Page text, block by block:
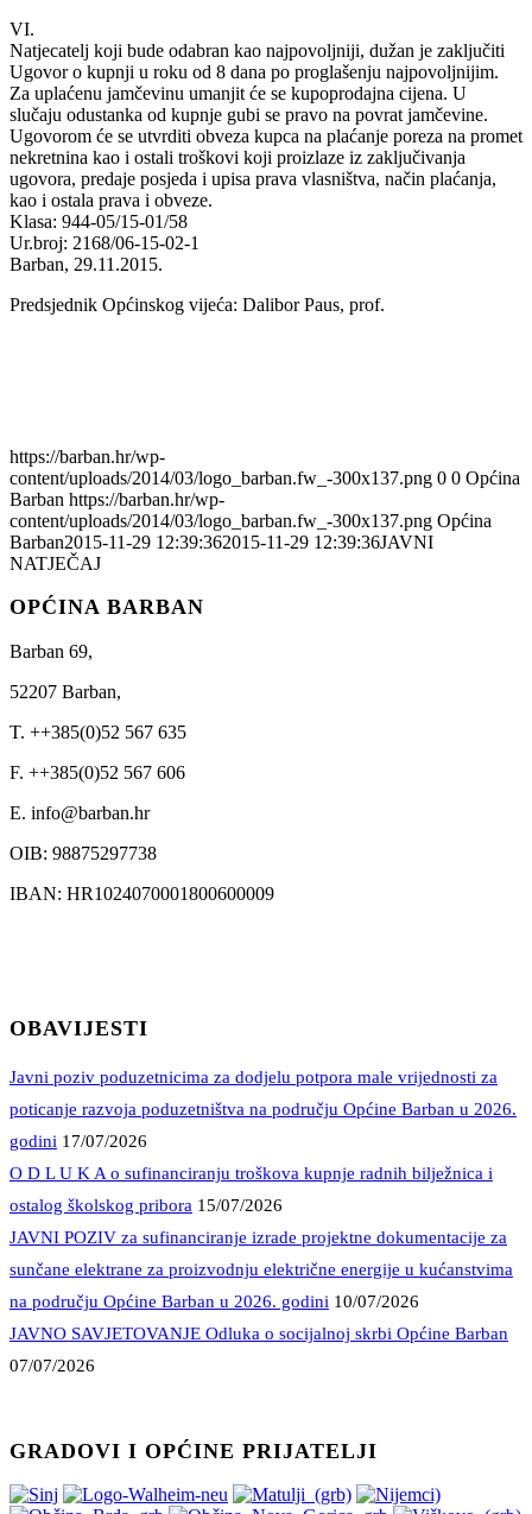
VI.
Natjecatelj koji bude odabran kao najpovoljniji, dužan je zaključiti
Ugovor o kupnji u roku od 8 dana po proglašenju najpovoljnijim.
Za uplaćenu jamčevinu umanjit će se kupoprodajna cijena. U
slučaju odustanka od kupnje gubi se pravo na povrat jamčevine.
Ugovorom će se utvrditi obveza kupca na plaćanje poreza na promet
nekretnina kao i ostali troškovi koji proizlaze iz zaključivanja
ugovora, predaje posjeda i upisa prava vlasništva, način plaćanja,
kao i ostala prava i obveze.
Klasa: 944-05/15-01/58
Ur.broj: 2168/06-15-02-1
Barban, 29.11.2015.
Predsjednik Općinskog vijeća: Dalibor Paus, prof.
https://barban.hr/wp-
content/uploads/2014/03/logo_barban.fw_-300x137.png 0 0 Općina
Barban https://barban.hr/wp-
content/uploads/2014/03/logo_barban.fw_-300x137.png Općina
Barban2015-11-29 12:39:362015-11-29 12:39:36JAVNI
NATJEČAJ
OPĆINA BARBAN
Barban 69,
52207 Barban,
T. ++385(0)52 567 635
F. ++385(0)52 567 606
E. info@barban.hr
OIB: 98875297738
IBAN: HR1024070001800600009
OBAVIJESTI
Javni poziv poduzetnicima za dodjelu potpora male vrijednosti za
poticanje razvoja poduzetništva na području Općine Barban u 2026.
godini 17/07/2026
O D L U K A o sufinanciranju troškova kupnje radnih bilježnica i
ostalog školskog pribora 15/07/2026
JAVNI POZIV za sufinanciranje izrade projektne dokumentacije za
sunčane elektrane za proizvodnju električne energije u kućanstvima
na području Općine Barban u 2026. godini 10/07/2026
JAVNO SAVJETOVANJE Odluka o socijalnoj skrbi Općine Barban
07/07/2026
GRADOVI I OPĆINE PRIJATELJI